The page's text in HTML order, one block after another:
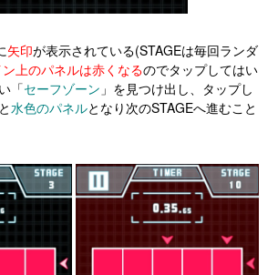
矢印が表示されている(STAGEは毎回ランダ
上のパネルは赤くなるのでタップしてはい
「セーフゾーン 」を見つけ出し、タップし
水色のパネルとなり次のSTAGEへ進むこと